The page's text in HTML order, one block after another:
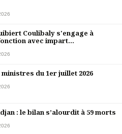
Coulibaly s'engage à
avec impart...
du 1er juillet 2026
: le bilan s’alourdit à 59 morts